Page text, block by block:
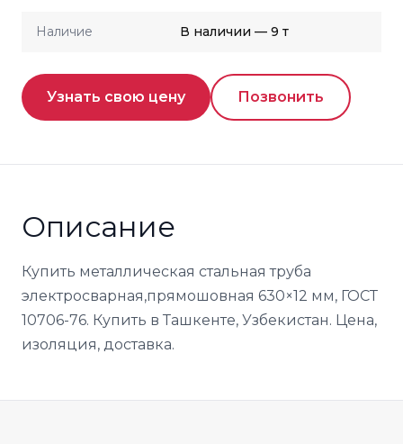
Наличие В наличии — 9 т
Узнать свою цену Позвонить
Описание
Купить металлическая стальная труба
электросварная,прямошовная 630×12 мм, ГОСТ
10706-76. Купить в Ташкенте, Узбекистан. Цена,
изоляция, доставка.